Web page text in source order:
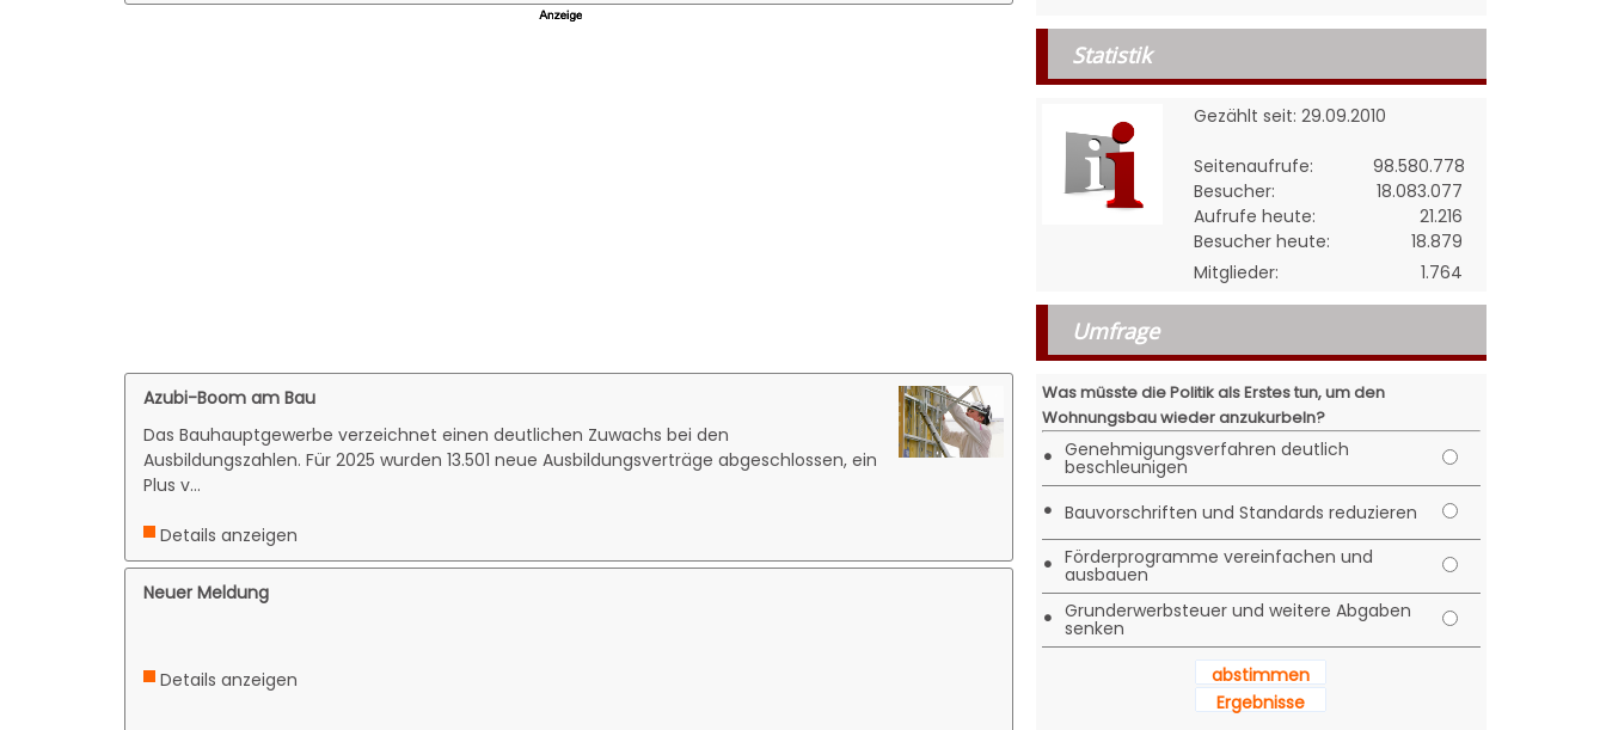
Azubi-Boom am Bau
Das Bauhauptgewerbe verzeichnet einen deutlichen Zuwachs bei den
Ausbildungszahlen. Für 2025 wurden 13.501 neue Ausbildungsverträge abgeschlossen, ein
Plus v...
Details anzeigen
Neuer Meldung
Details anzeigen
Statistik
Gezählt seit: 29.09.2010
Seitenaufrufe:
98.580.778
Besucher:
18.083.077
Aufrufe heute:
21.216
Besucher heute:
18.879
Mitglieder:
1.764
Umfrage
Was müsste die Politik als Erstes tun, um den
Wohnungsbau wieder anzukurbeln?
• Genehmigungsverfahren deutlich
beschleunigen
• Bauvorschriften und Standards reduzieren
• Förderprogramme vereinfachen und
ausbauen
• Grunderwerbsteuer und weitere Abgaben
senken
abstimmen
Ergebnisse